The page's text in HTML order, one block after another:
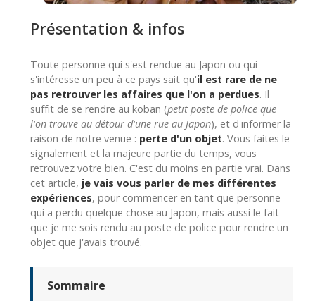
Présentation & infos
Toute personne qui s'est rendue au Japon ou qui
s'intéresse un peu à ce pays sait qu'il est rare de ne
pas retrouver les affaires que l'on a perdues. Il
suffit de se rendre au koban (petit poste de police que
l'on trouve au détour d'une rue au Japon), et d'informer la
raison de notre venue : perte d'un objet. Vous faites le
signalement et la majeure partie du temps, vous
retrouvez votre bien. C'est du moins en partie vrai. Dans
cet article, je vais vous parler de mes différentes
expériences, pour commencer en tant que personne
qui a perdu quelque chose au Japon, mais aussi le fait
que je me sois rendu au poste de police pour rendre un
objet que j'avais trouvé.
Sommaire